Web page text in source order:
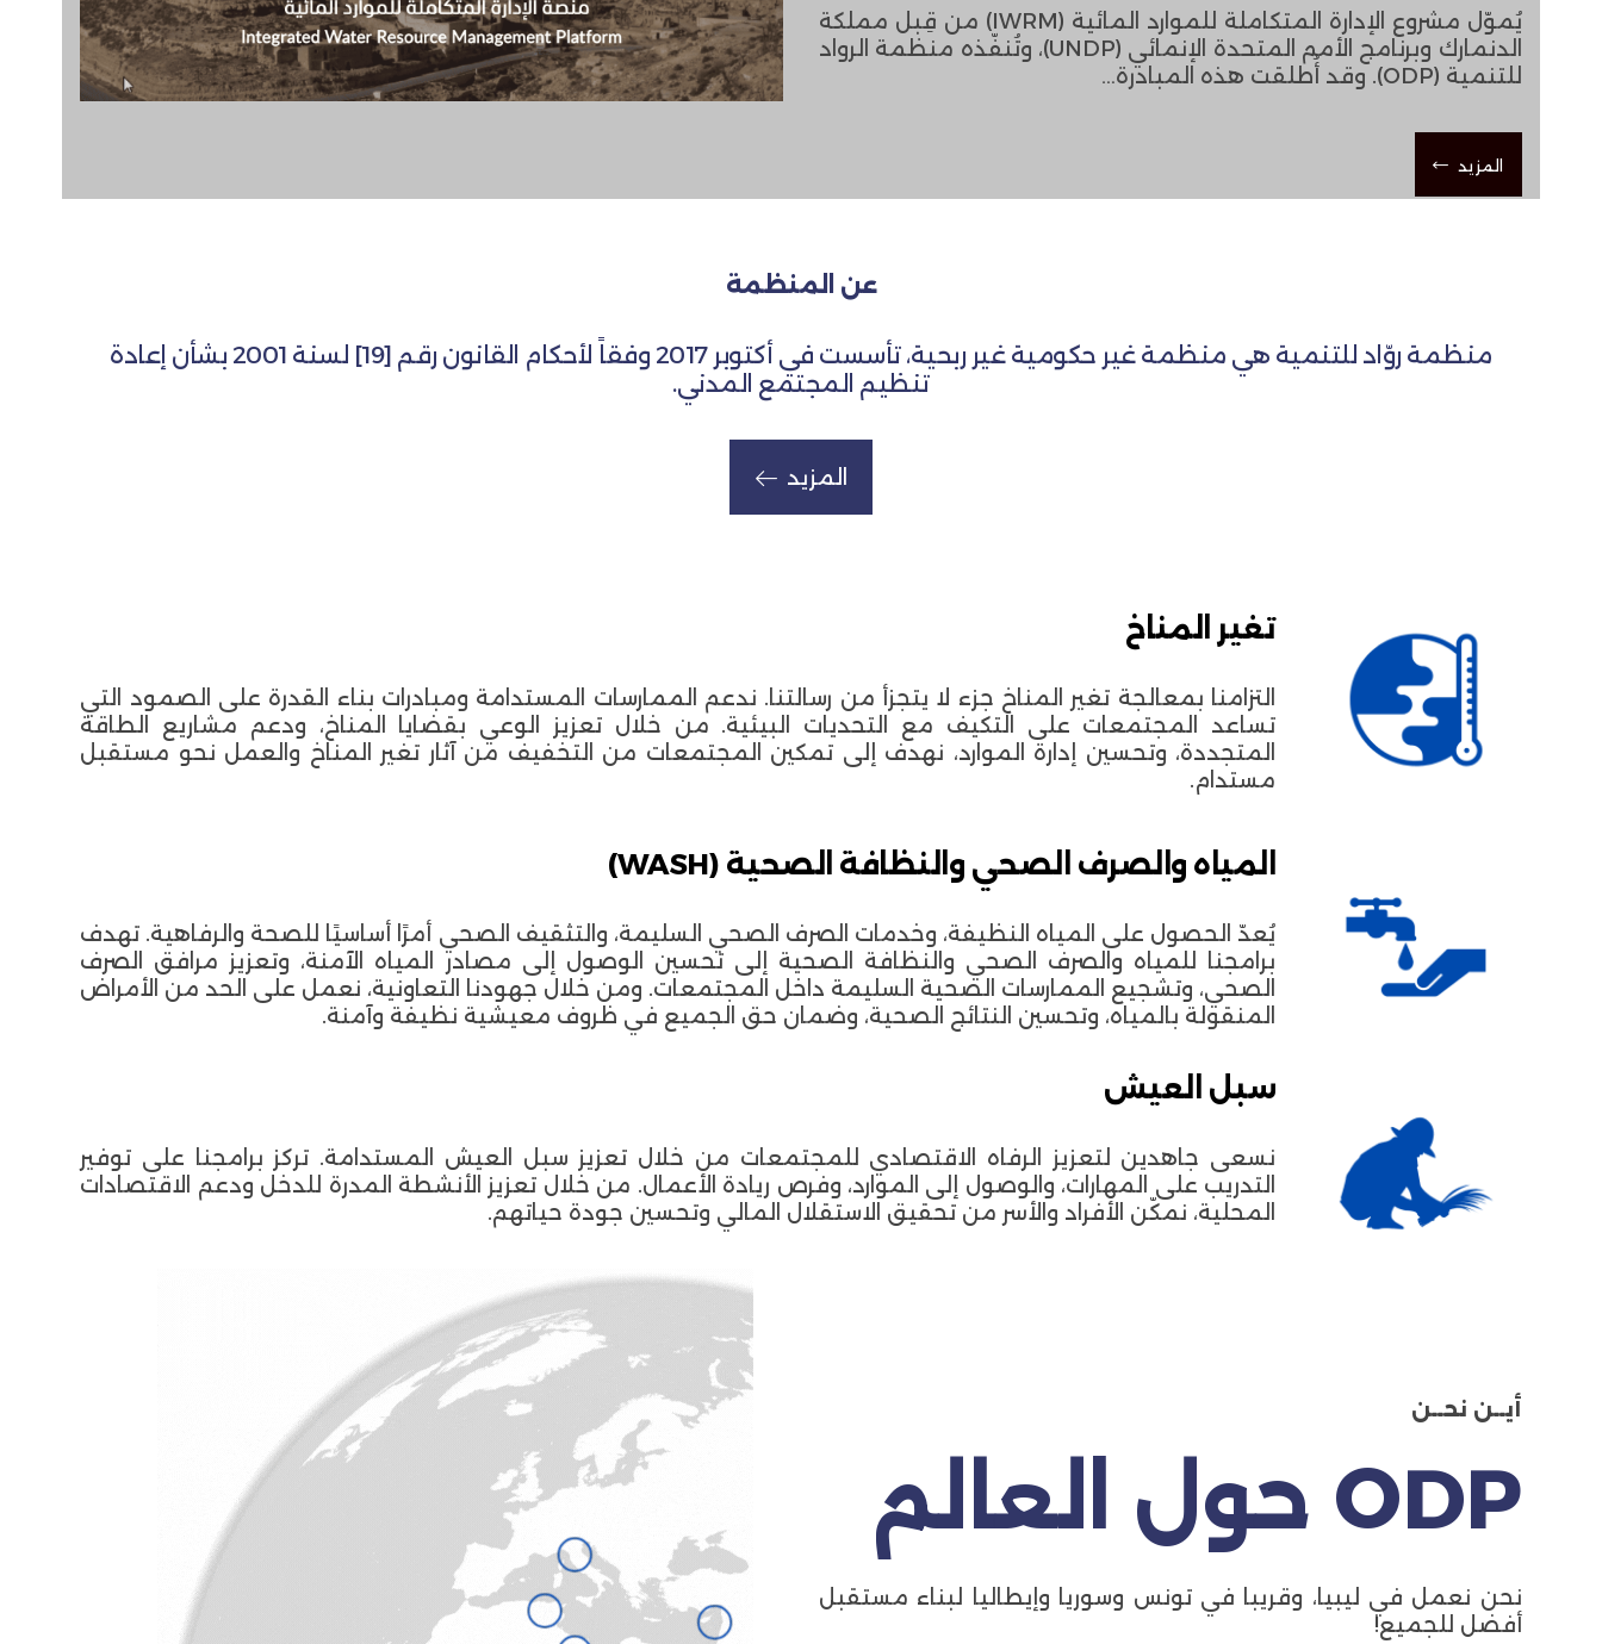
يُموّل مشروع الإدارة المتكاملة للموارد المائية (IWRM) من قِبل مملكة
الدنمارك وبرنامج الأمم المتحدة الإنمائي (UNDP)، ​​وتُنفّذه منظمة الرواد
للتنمية (ODP). وقد أُطلقت هذه المبادرة…
المزيد
عن المنظمة
منظمة روّاد للتنمية هي منظمة غير حكومية غير ربحية، تأسست في أكتوبر 2017 وفقاً لأحكام القانون رقم [19] لسنة 2001 بشأن إعادة
تنظيم المجتمع المدني.
المزيد
تغير المناخ
التزامنا بمعالجة تغير المناخ جزء لا يتجزأ من رسالتنا. ندعم الممارسات المستدامة ومبادرات بناء القدرة على الصمود التي
تساعد المجتمعات على التكيف مع التحديات البيئية. من خلال تعزيز الوعي بقضايا المناخ، ودعم مشاريع الطاقة
المتجددة، وتحسين إدارة الموارد، نهدف إلى تمكين المجتمعات من التخفيف من آثار تغير المناخ والعمل نحو مستقبل
مستدام.
المياه والصرف الصحي والنظافة الصحية (WASH)
يُعدّ الحصول على المياه النظيفة، وخدمات الصرف الصحي السليمة، والتثقيف الصحي أمرًا أساسيًا للصحة والرفاهية. تهدف
برامجنا للمياه والصرف الصحي والنظافة الصحية إلى تحسين الوصول إلى مصادر المياه الآمنة، وتعزيز مرافق الصرف
الصحي، وتشجيع الممارسات الصحية السليمة داخل المجتمعات. ومن خلال جهودنا التعاونية، نعمل على الحد من الأمراض
المنقولة بالمياه، وتحسين النتائج الصحية، وضمان حق الجميع في ظروف معيشية نظيفة وآمنة.
سبل العيش
نسعى جاهدين لتعزيز الرفاه الاقتصادي للمجتمعات من خلال تعزيز سبل العيش المستدامة. تركز برامجنا على توفير
التدريب على المهارات، والوصول إلى الموارد، وفرص ريادة الأعمال. من خلال تعزيز الأنشطة المدرة للدخل ودعم الاقتصادات
المحلية، نمكّن الأفراد والأسر من تحقيق الاستقلال المالي وتحسين جودة حياتهم.
أيــن نحــن
ODP حول العالم
نحن نعمل في ليبيا، وقريبا في تونس وسوريا وإيطاليا لبناء مستقبل
أفضل للجميع!